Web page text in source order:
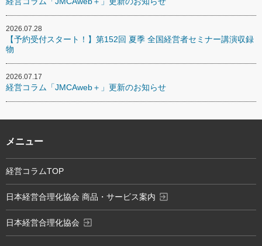
2026.07.28
【予約受付スタート！】第152回 夏季 全国経営者セミナー講演収録
物
2026.07.17
経営コラム「JMCAweb＋」更新のお知らせ
メニュー
経営コラムTOP
日本経営合理化協会 商品・サービス案内 exit_to_app
日本経営合理化協会 exit_to_app